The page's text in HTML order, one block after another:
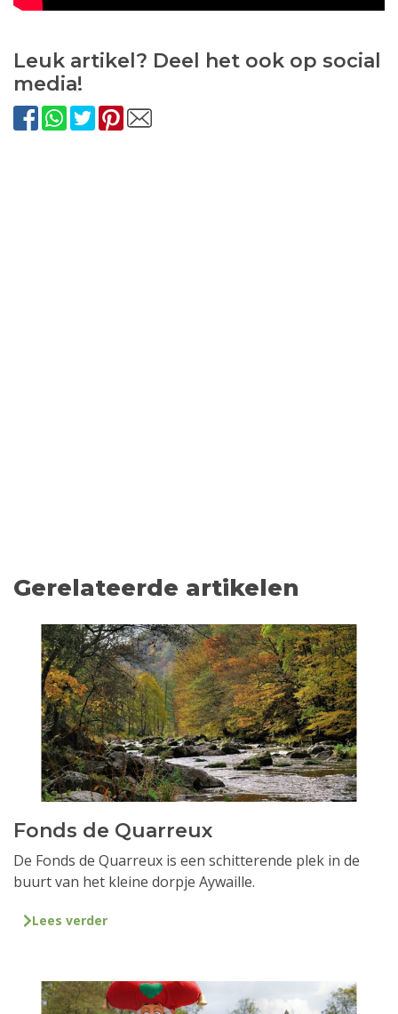
Leuk artikel? Deel het ook op social
media!
Gerelateerde artikelen
Fonds de Quarreux
De Fonds de Quarreux is een schitterende plek in de
buurt van het kleine dorpje Aywaille.
Lees verder